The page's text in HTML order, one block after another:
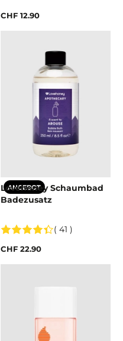
CHF 12.90
ANGEBOT
Lovehoney Schaumbad
Badezusatz
( 41 )
CHF 22.90